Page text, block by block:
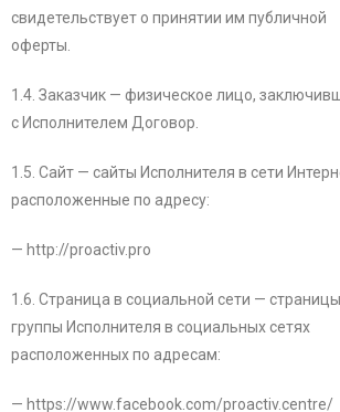
свидетельствует о принятии им публичной
оферты.
1.4. Заказчик — физическое лицо,
с Исполнителем Договор.
1.5. Сайт — сайты Исполнителя в сети
расположенные по адресу:
— http://proactiv.pro
1.6. Страница в социальной сети —
группы Исполнителя в социальных сетях
расположенных по адресам:
— https://www.facebook.com/proactiv.centre/